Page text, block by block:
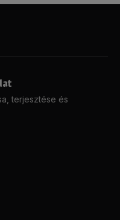
terjesztése és